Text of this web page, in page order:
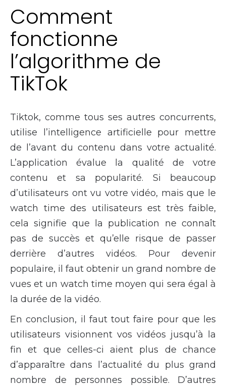
Comment
fonctionne
l’algorithme de
TikTok
Tiktok, comme tous ses autres concurrents,
utilise l’intelligence artificielle pour mettre
de l’avant du contenu dans votre actualité.
L’application évalue la qualité de votre
contenu et sa popularité. Si beaucoup
d’utilisateurs ont vu votre vidéo, mais que le
watch time des utilisateurs est très faible,
cela signifie que la publication ne connaît
pas de succès et qu’elle risque de passer
derrière d’autres vidéos. Pour devenir
populaire, il faut obtenir un grand nombre de
vues et un watch time moyen qui sera égal à
la durée de la vidéo.
En conclusion, il faut tout faire pour que les
utilisateurs visionnent vos vidéos jusqu’à la
fin et que celles-ci aient plus de chance
d’apparaître dans l’actualité du plus grand
nombre de personnes possible. D’autres